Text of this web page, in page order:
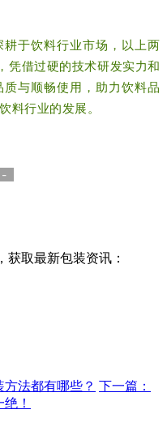
于饮料行业市场，以上两
凭借过硬的技术研发实力和
与顺畅使用，助力饮料品
料行业的发展。
-
获取最新包装资讯：
方法都有哪些？ 下一篇：
！